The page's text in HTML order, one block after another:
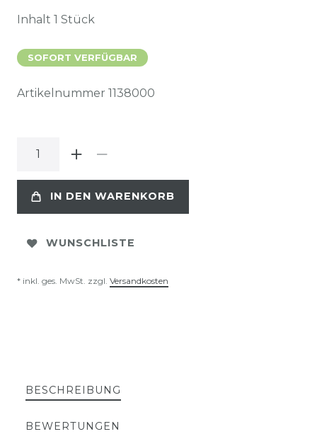
Inhalt 1 Stück
SOFORT VERFÜGBAR
Artikelnummer 1138000
IN DEN WARENKORB
WUNSCHLISTE
* inkl. ges. MwSt. zzgl. Versandkosten
BESCHREIBUNG
BEWERTUNGEN